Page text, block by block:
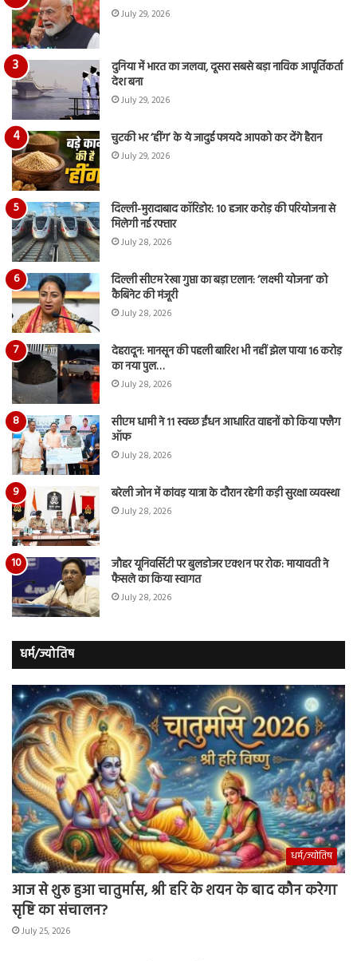
July 29, 2026
दुनिया में भारत का जलवा, दूसरा सबसे बड़ा नाविक आपूर्तिकर्ता
देश बना
July 29, 2026
चुटकी भर ‘हींग’ के ये जादुई फायदे आपको कर देंगे हैरान
July 29, 2026
दिल्ली-मुरादाबाद कॉरिडोर: 10 हजार करोड़ की परियोजना से
मिलेगी नई रफ्तार
July 28, 2026
दिल्ली सीएम रेखा गुप्ता का बड़ा एलान: ‘लक्ष्मी योजना’ को
कैबिनेट की मंजूरी
July 28, 2026
देहरादून: मानसून की पहली बारिश भी नहीं झेल पाया 16 करोड़
का नया पुल…
July 28, 2026
सीएम धामी ने 11 स्वच्छ ईंधन आधारित वाहनों को किया फ्लैग
ऑफ
July 28, 2026
बरेली जोन में कांवड़ यात्रा के दौरान रहेगी कड़ी सुरक्षा व्यवस्था
July 28, 2026
जौहर यूनिवर्सिटी पर बुलडोजर एक्शन पर रोक: मायावती ने
फैसले का किया स्वागत
July 28, 2026
धर्म/ज्योतिष
धर्म/ज्योतिष
आज से शुरू हुआ चातुर्मास, श्री हरि के शयन के बाद कौन करेगा
सृष्टि का संचालन?
July 25, 2026